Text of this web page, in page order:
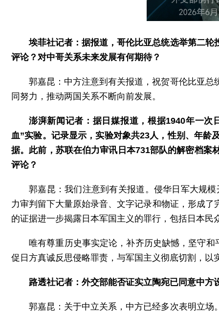
埃菲社记者：据报道，哥伦比亚总统选举第二
评论？对中哥关系未来发展有何期待？
郭嘉昆：中方注意到有关报道，祝贺哥伦比亚
同努力，推动两国关系不断向前发展。
澎湃新闻记者：据日媒报道，根据1940年一
血”实验。记录显示，实验对象共23人，性别、年龄
据。此前，苏联在伯力审讯日本731部队的解密档案
评论？
郭嘉昆：我们注意到有关报道。侵华日军大规
力审判留下大量原始录音、文字记录和物证，形成
的证据进一步揭露日本军国主义的罪行，包括日本
唯有尊重历史事实定论，补齐历史缺憾，坚守
促日方真诚反思侵略罪责，与军国主义彻底切割，以
路透社记者：外交部能否证实立陶宛已同意中
郭嘉昆：关于中立关系，中方已经多次表明立